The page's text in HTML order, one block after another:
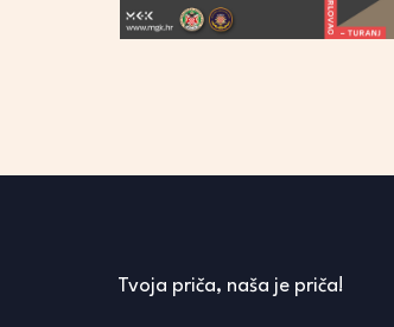
Tvoja priča, naša je priča!